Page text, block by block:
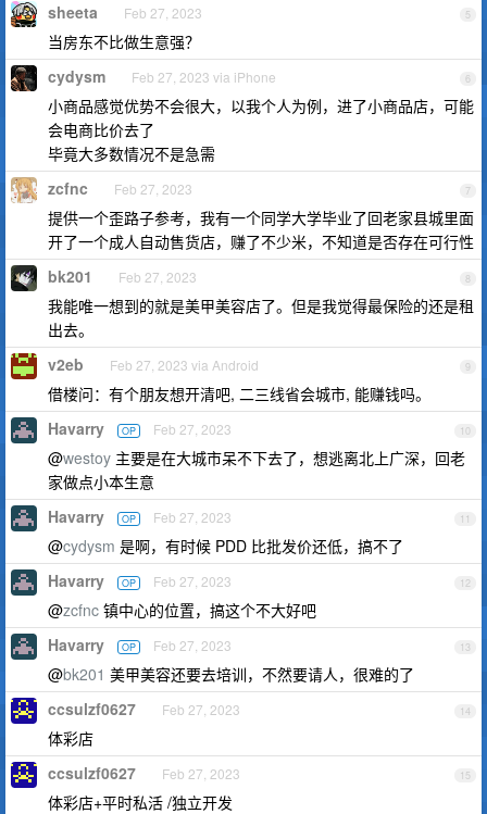
5
sheeta Feb 27, 2023
当房东不比做生意强？
6
cydysm Feb 27, 2023 via iPhone
小商品感觉优势不会很大，以我个人为例，进了小商品店，可能
会电商比价去了
毕竟大多数情况不是急需
7
zcfnc Feb 27, 2023
提供一个歪路子参考，我有一个同学大学毕业了回老家县城里面
开了一个成人自动售货店，赚了不少米，不知道是否存在可行性
8
bk201 Feb 27, 2023
我能唯一想到的就是美甲美容店了。但是我觉得最保险的还是租
出去。
9
v2eb Feb 27, 2023 via Android
借楼问：有个朋友想开清吧, 二三线省会城市, 能赚钱吗。
10
Havarry OP Feb 27, 2023
@westoy 主要是在大城市呆不下去了，想逃离北上广深，回老
家做点小本生意
11
Havarry OP Feb 27, 2023
@cydysm 是啊，有时候 PDD 比批发价还低，搞不了
12
Havarry OP Feb 27, 2023
@zcfnc 镇中心的位置，搞这个不大好吧
13
Havarry OP Feb 27, 2023
@bk201 美甲美容还要去培训，不然要请人，很难的了
14
ccsulzf0627 Feb 27, 2023
体彩店
15
ccsulzf0627 Feb 27, 2023
体彩店+平时私活 /独立开发